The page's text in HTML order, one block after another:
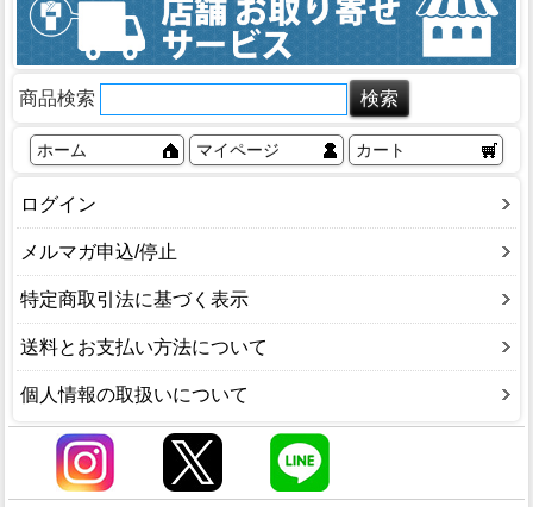
商品検索
ホーム マイページ カート
ログイン
メルマガ申込/停止
特定商取引法に基づく表示
送料とお支払い方法について
個人情報の取扱いについて